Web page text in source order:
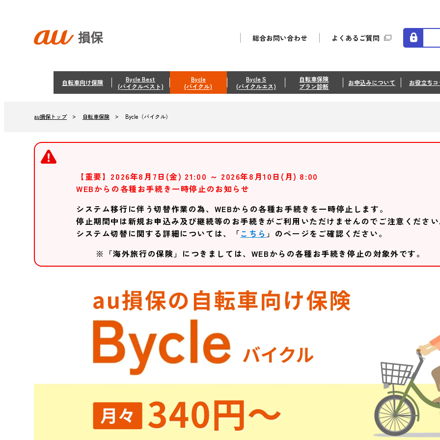
総合お問い合わせ よくあるご質問
自転車向け保険
Bycle Best
(バイクルベスト)
Bycle
(バイクル)
Bycle S
(バイクルエス)
自転車保険
プラン診断
お申込みについて お役立ち
au損保トップ 自転車保険 Bycle（バイクル）
【重要】2026年8月7日(金) 21:00 ～ 2026年8月10日(月) 8:00
WEBからの各種お手続き一時停止のお知らせ
システム移行に伴う切替作業の為、WEBからの各種お手続きを一時停止します。
停止期間中は新規お申込み及び継続等のお手続きがご利用いただけませんのでご注意くださ
システム切替に関する詳細については、「こちら 」のページをご確認ください。
※「海外旅行の保険」につきましては、WEBからの各種お手続き停止の対象外です。